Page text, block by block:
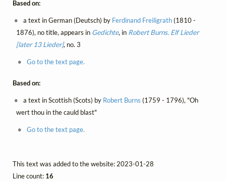
Based on:
a text in German (Deutsch) by Ferdinand Freiligrath(1810 -
1876), no title, appears in Gedichte, in Robert Burns. Elf Lieder
[later 13 Lieder], no. 3
Go to the text page.
Based on:
a text in Scottish (Scots) by Robert Burns (1759 - 1796), "Oh
wert thou in the cauld blast"
Go to the text page.
This text was added to the website: 2023-01-28
Line count: 16